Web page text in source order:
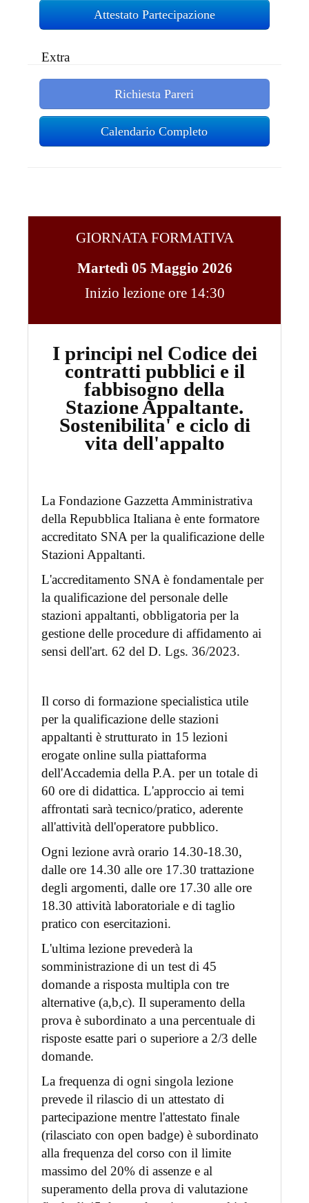
Attestato Partecipazione
Extra
Richiesta Pareri
Calendario Completo
GIORNATA FORMATIVA
Martedì 05 Maggio 2026
Inizio lezione ore 14:30
I principi nel Codice dei
contratti pubblici e il
fabbisogno della
Stazione Appaltante.
Sostenibilita' e ciclo di
vita dell'appalto
La Fondazione Gazzetta Amministrativa
della Repubblica Italiana è ente formatore
accreditato SNA per la qualificazione delle
Stazioni Appaltanti.
L'accreditamento SNA è fondamentale per
la qualificazione del personale delle
stazioni appaltanti, obbligatoria per la
gestione delle procedure di affidamento ai
sensi dell'art. 62 del D. Lgs. 36/2023.
Il corso di formazione specialistica utile
per la qualificazione delle stazioni
appaltanti è strutturato in 15 lezioni
erogate online sulla piattaforma
dell'Accademia della P.A. per un totale di
60 ore di didattica. L'approccio ai temi
affrontati sarà tecnico/pratico, aderente
all'attività dell'operatore pubblico.
Ogni lezione avrà orario 14.30-18.30,
dalle ore 14.30 alle ore 17.30 trattazione
degli argomenti, dalle ore 17.30 alle ore
18.30 attività laboratoriale e di taglio
pratico con esercitazioni.
L'ultima lezione prevederà la
somministrazione di un test di 45
domande a risposta multipla con tre
alternative (a,b,c). Il superamento della
prova è subordinato a una percentuale di
risposte esatte pari o superiore a 2/3 delle
domande.
La frequenza di ogni singola lezione
prevede il rilascio di un attestato di
partecipazione mentre l'attestato finale
(rilasciato con open badge) è subordinato
alla frequenza del corso con il limite
massimo del 20% di assenze e al
superamento della prova di valutazione